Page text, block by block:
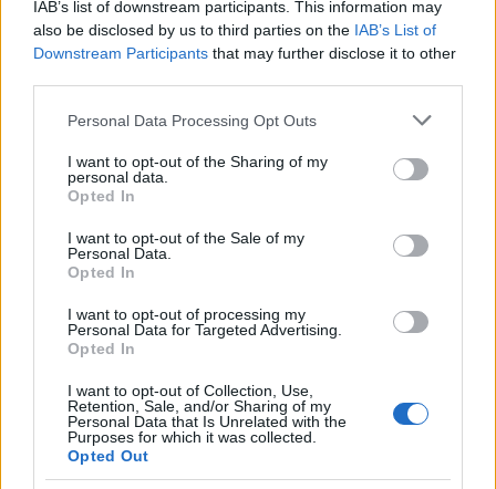
IAB’s list of downstream participants. This information may
also be disclosed by us to third parties on the IAB’s List of
Downstream Participants that may further disclose it to other
Please note that this website/app uses one or more Google
not limited to your visit or usage behaviour. You may click to
grant or deny consent to Google and its third-party tags to
use your data for below specified purposes in below Google
consent section.
Personal Data Processing Opt Outs
I want to opt-out of the Sharing of my
personal data.
Opted In
I want to opt-out of the Sale of my
Personal Data.
Opted In
I want to opt-out of processing my
Personal Data for Targeted Advertising.
Opted In
I want to opt-out of Collection, Use,
Retention, Sale, and/or Sharing of my
Personal Data that Is Unrelated with the
Purposes for which it was collected.
Opted Out
Iskra Lawrence SAG gála
Iskra Lawrence ismét megmutatta, micsoda erő van
abban, ha valaki mer önmaga lenni. Amint az
várható volt rengeteg negatív kommentet kapott a
teszi a narancsbőrös fenekét. Borzalmas, hogy ha
példáulJourdan DunnvagyBella Hadid
villantását, míg Iskrát lekövérezik, gusztustalannak
nevezik. Kedves hölgyek-urak, itt az ideje, hogy ne
ilyen felszínes butaságokon akadjunk fenn, hanem
ünnepeljük saját testünket méretétől, formájától